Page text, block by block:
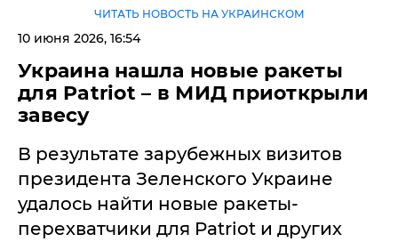
ЧИТАТЬ НОВОСТЬ НА УКРАИНСКОМ
10 июня 2026, 16:54
Украина нашла новые ракеты
для Patriot – в МИД приоткрыли
завесу
В результате зарубежных визитов
президента Зеленского Украине
удалось найти новые ракеты-
перехватчики для Patriot и других